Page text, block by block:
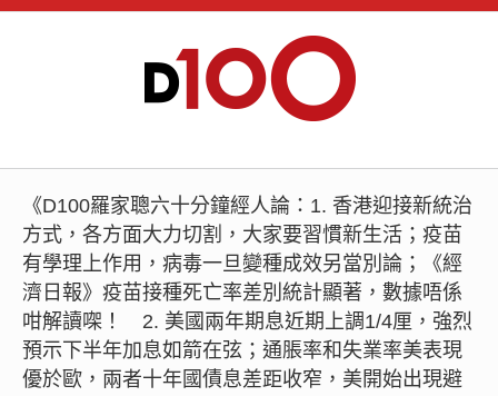
《D100羅家聰六十分鐘經人論：1. 香港迎接新統治
方式，各方面大力切割，大家要習慣新生活；疫苗
有學理上作用，病毒一旦變種成效另當別論；《經
濟日報》疫苗接種死亡率差別統計顯著，數據唔係
咁解讀㗎！ 2. 美國兩年期息近期上調1/4厘，強烈
預示下半年加息如箭在弦；通脹率和失業率美表現
優於歐，兩者十年國債息差距收窄，美開始出現避